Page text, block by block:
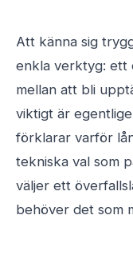
Att känna sig
enkla verktyg: ett
mellan att bli
viktigt är
förklarar varför
tekniska val som
väljer ett
behöver det som